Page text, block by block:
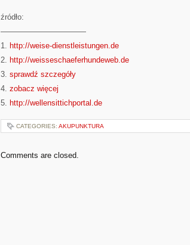
źródło:
———————————
1. http://weise-dienstleistungen.de
2. http://weisseschaeferhundeweb.de
3. sprawdź szczegóły
4. zobacz więcej
5. http://wellensittichportal.de
CATEGORIES: AKUPUNKTURA
Comments are closed.